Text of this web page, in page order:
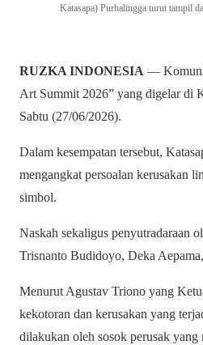
Katasapa) Purbalingga turut tampil
RUZKA INDONESIA —
Art Summit 2026” yang digelar di
Sabtu (27/06/2026).
Dalam kesempatan tersebut,
mengangkat persoalan kerusakan
simbol.
Naskah sekaligus penyutradaraan
Trisnanto Budidoyo, Deka
Menurut Agustav Triono yang
kekotoran dan kerusakan yang
dilakukan oleh sosok perusak